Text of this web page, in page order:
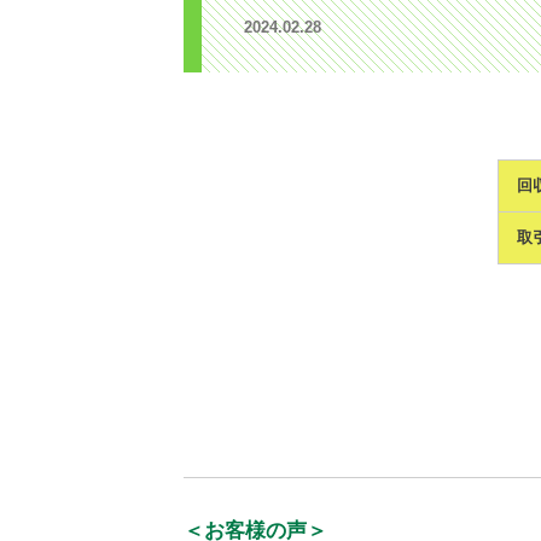
2024.02.28
回
取
＜お客様の声＞